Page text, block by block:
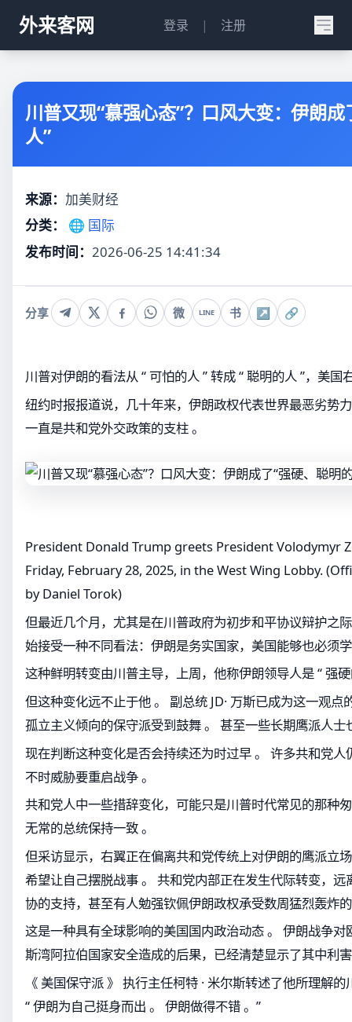
外来客网 登录 | 注册
川普又现“慕强心态”？口风大变：伊朗
人”
来源： 加美财经
分类：
🌐 国际
发布时间： 2026-06-25 14:41:34
分享 微 LINE 书 ↗ 🔗
川普对伊朗的看法从 “ 可怕的人 ” 转成 “ 聪明的人 ”，美
纽约时报报道说，几十年来，伊朗政权代表世界最恶劣势
一直是共和党外交政策的支柱 。
President Donald Trump greets President Volodymyr
Friday, February 28, 2025, in the West Wing Lobby.
by Daniel Torok)
但最近几个月，尤其是在川普政府为初步和平协议辩护之
始接受一种不同看法：伊朗是务实国家，美国能够也必须
这种鲜明转变由川普主导，上周，他称伊朗领导人是 “ 强
但这种变化远不止于他 。 副总统 JD· 万斯已成为这一观点
孤立主义倾向的保守派受到鼓舞 。 甚至一些长期鹰派人士
现在判断这种变化是否会持续还为时过早 。 许多共和党
不时威胁要重启战争 。
共和党人中一些措辞变化，可能只是川普时代常见的那种
无常的总统保持一致 。
但采访显示，右翼正在偏离共和党传统上对伊朗的鹰派立
希望让自己摆脱战事 。 共和党内部正在发生代际转变，
协的支持，甚至有人勉强钦佩伊朗政权承受数周猛烈轰炸
这是一种具有全球影响的美国国内政治动态 。 伊朗战争
斯湾阿拉伯国家安全造成的后果，已经清楚显示了其中利
《 美国保守派 》 执行主任柯特 · 米尔斯转述了他所理解
“ 伊朗为自己挺身而出 。 伊朗做得不错 。”